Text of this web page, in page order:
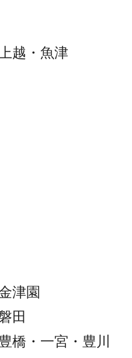
越・魚津
津園
田
橋・一宮・豊川